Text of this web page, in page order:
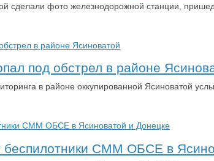
сделали фото железнодорожной станции,
под обстрел в районе
в районе оккупированной Ясиноватой
беспилотники СММ ОБСЕ в